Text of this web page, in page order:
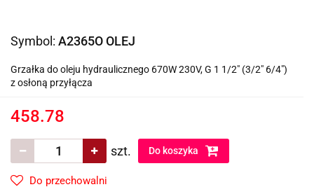
Symbol: A2365O OLEJ
Grzałka do oleju hydraulicznego 670W 230V, G 1 1/2" (3/2" 6/4")
z osłoną przyłącza
458.78
szt. Do koszyka
Do przechowalni